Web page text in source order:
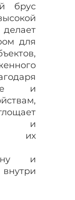
брус
для
и
и
их
и